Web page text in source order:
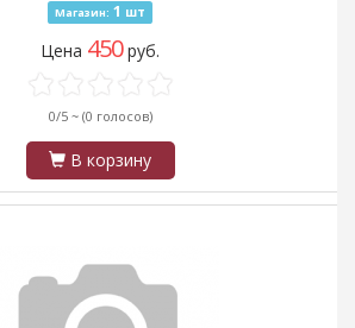
Магазин: 1 шт
Цена 450руб.
0/5 ~ (0 голосов)
В корзину